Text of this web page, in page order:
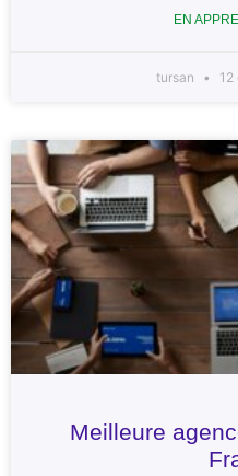
EN
tursan
Meilleure